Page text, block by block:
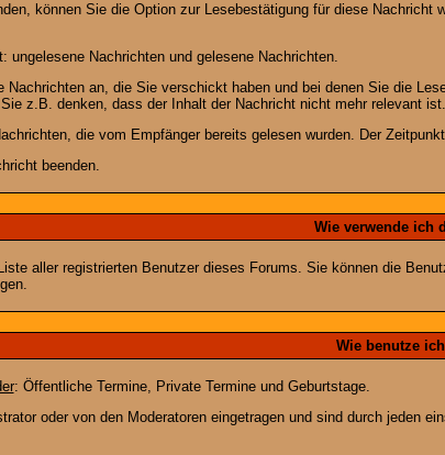
können Sie die Option zur Lesebestätigung für diese
ungelesene Nachrichten und gelesene Nachrichten.
an, die Sie verschickt haben und bei denen Sie die
z.B. denken, dass der Inhalt der Nachricht nicht mehr relevant ist.
die vom Empfänger bereits gelesen wurden. Der
beenden.
Wie verwende ich
aller registrierten Benutzer dieses Forums. Sie können die
Wie benutze
: Öffentliche Termine, Private Termine und Geburtstage.
oder von den Moderatoren eingetragen und sind durch jeden